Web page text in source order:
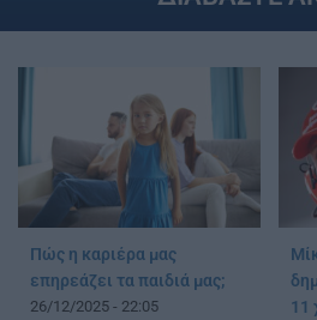
Πώς η καριέρα μας
επηρεάζει τα παιδιά μας;
26/12/2025 - 22:05
11